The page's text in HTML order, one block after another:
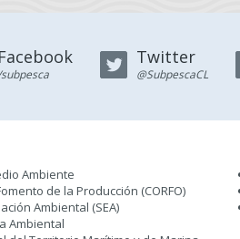
Facebook Twitter
@SubpescaCL
Ambiente
de la Producción (CORFO)
Ambiental (SEA)
Ambiental